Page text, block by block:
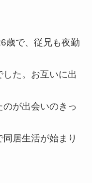
歳で、従兄も夜勤
た。お互いに出
が出会いのきっ
居生活が始まり